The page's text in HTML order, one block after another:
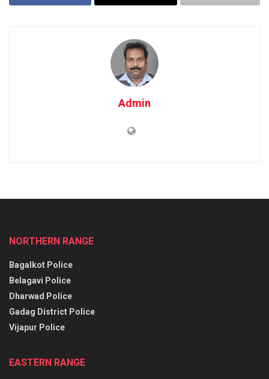
Admin
NORTHERN RANGE
Bagalkot Police
Belagavi Police
Dharwad Police
Gadag District Police
Vijapur Police
EASTERN RANGE